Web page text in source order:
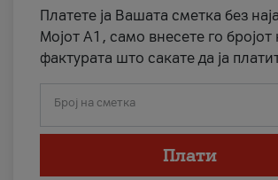
Платете ја Вашата сметка без
Мојот А1, само внесете го бројот
фактурата што сакате да ја
Број на сметка
Плати